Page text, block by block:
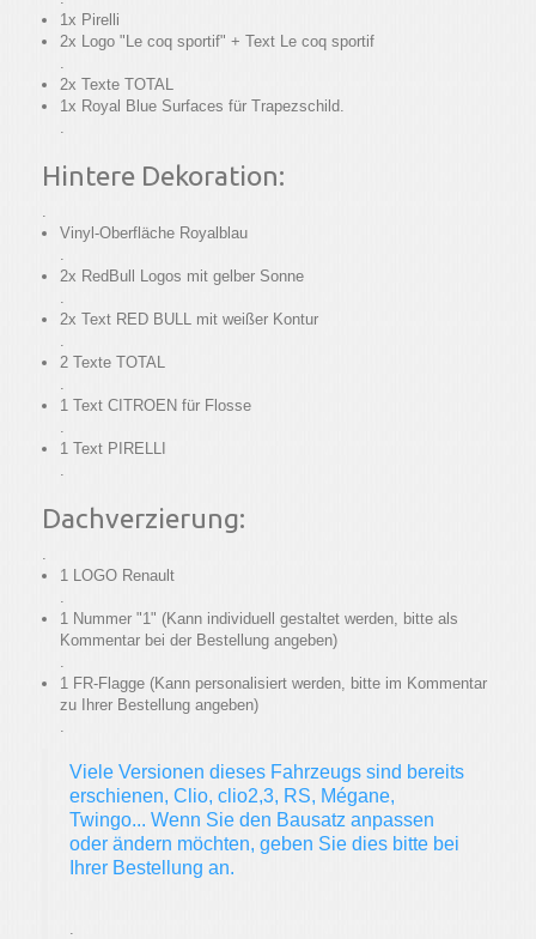
1x Pirelli
2x Logo "Le coq sportif" + Text Le coq sportif
2x Texte TOTAL
1x Royal Blue Surfaces für Trapezschild.
Hintere Dekoration:
Vinyl-Oberfläche Royalblau
2x RedBull Logos mit gelber Sonne
2x Text RED BULL mit weißer Kontur
2 Texte TOTAL
1 Text CITROEN für Flosse
1 Text PIRELLI
Dachverzierung:
1 LOGO Renault
1 Nummer "1" (Kann individuell gestaltet werden, bitte als
Kommentar bei der Bestellung angeben)
1 FR-Flagge (Kann personalisiert werden, bitte im Kommentar
zu Ihrer Bestellung angeben)
Viele Versionen dieses Fahrzeugs sind bereits
erschienen, Clio, clio2,3, RS, Mégane,
Twingo... Wenn Sie den Bausatz anpassen
oder ändern möchten, geben Sie dies bitte bei
Ihrer Bestellung an.
.